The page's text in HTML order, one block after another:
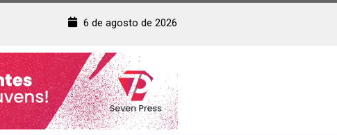
6 de agosto de 2026